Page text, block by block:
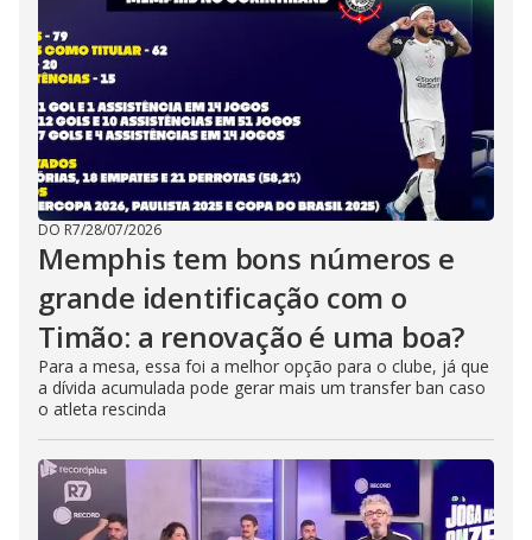
DO R7/28/07/2026
Memphis tem bons números e
grande identificação com o
Timão: a renovação é uma boa?
Para a mesa, essa foi a melhor opção para o clube, já que
a dívida acumulada pode gerar mais um transfer ban caso
o atleta rescinda